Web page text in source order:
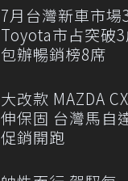
7月台灣新車市場
Toyota市占突破
包辦暢銷榜8席
大改款 MAZDA
伸保固 台灣馬自
促銷開跑